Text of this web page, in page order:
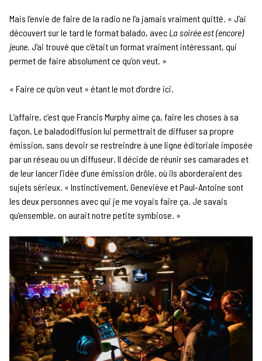
Mais l’envie de faire de la radio ne l’a jamais vraiment quitté. « J’ai
découvert sur le tard le format balado, avec La soirée est (encore)
jeune. J’ai trouvé que c’était un format vraiment intéressant, qui
permet de faire absolument ce qu’on veut. »
« Faire ce qu’on veut » étant le mot d’ordre ici.
L’affaire, c’est que Francis Murphy aime ça, faire les choses à sa
façon. Le baladodiffusion lui permettrait de diffuser sa propre
émission, sans devoir se restreindre à une ligne éditoriale imposée
par un réseau ou un diffuseur. Il décide de réunir ses camarades et
de leur lancer l’idée d’une émission drôle, où ils aborderaient des
sujets sérieux. « Instinctivement, Geneviève et Paul-Antoine sont
les deux personnes avec qui je me voyais faire ça. Je savais
qu’ensemble, on aurait notre petite symbiose. »